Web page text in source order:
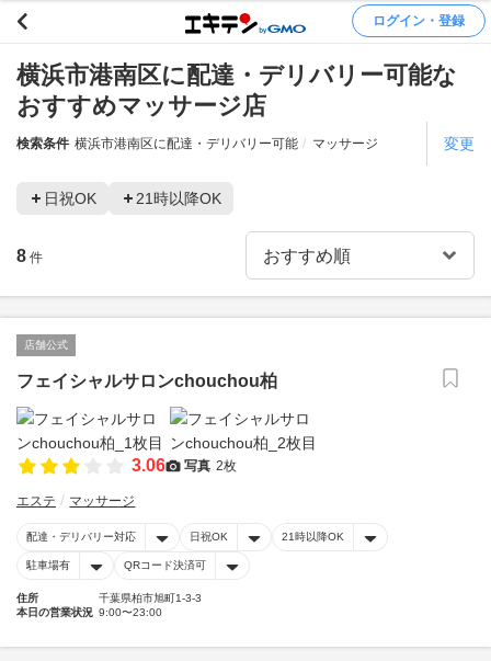
ログイン・登録
横浜市港南区に配達・デリバリー可能な
おすすめマッサージ店
検索条件 横浜市港南区に配達・デリバリー可能 マッサージ 変更
日祝OK 21時以降OK
8 件
店舗公式
フェイシャルサロンchouchou柏
3.06 写真 2枚
エステ マッサージ
配達・デリバリー対応 日祝OK 21時以降OK
駐車場有 QRコード決済可
住所
千葉県柏市旭町1-3-3
本日の営業状況 9:00〜23:00